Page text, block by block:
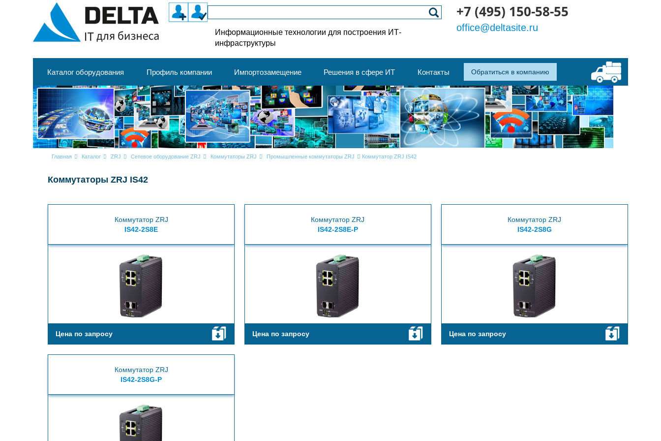
Информационные технологии для построения ИТ-
инфраструктуры
+7 (495) 150-58-55
office@deltasite.ru
Каталог оборудования Профиль компании Импортозамещение Решения в сфере ИТ Контакты Обратиться в компанию
Главная Каталог ZRJ Сетевое оборудование ZRJ Коммутаторы ZRJ Промышленные коммутаторы ZRJ Коммутатор ZRJ IS42
Коммутаторы ZRJ IS42
Коммутатор ZRJ
IS42-2S8E
Цена по запросу
Коммутатор ZRJ
IS42-2S8E-P
Цена по запросу
Коммутатор ZRJ
IS42-2S8G
Цена по запросу
Коммутатор ZRJ
IS42-2S8G-P